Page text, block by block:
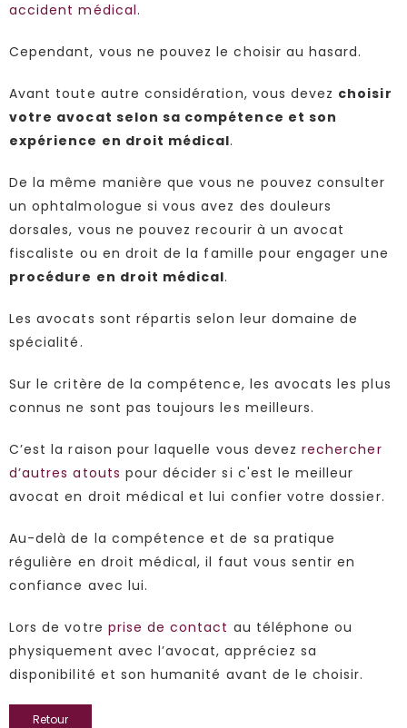
accident médical.
Cependant, vous ne pouvez le choisir au hasard.
Avant toute autre considération, vous devez choisir
votre avocat selon sa compétence et son
expérience en droit médical.
De la même manière que vous ne pouvez consulter
un ophtalmologue si vous avez des douleurs
dorsales, vous ne pouvez recourir à un avocat
fiscaliste ou en droit de la famille pour engager une
procédure en droit médical.
Les avocats sont répartis selon leur domaine de
spécialité.
Sur le critère de la compétence, les avocats les plus
connus ne sont pas toujours les meilleurs.
C’est la raison pour laquelle vous devezrechercher
d’autres atouts pour décider si c'est le meilleur
avocat en droit médical et lui confier votre dossier.
Au-delà de la compétence et de sa pratique
régulière en droit médical, il faut vous sentir en
confiance avec lui.
Lors de votre prise de contact au téléphone ou
physiquement avec l’avocat, appréciez sa
disponibilité et son humanité avant de le choisir.
Retour